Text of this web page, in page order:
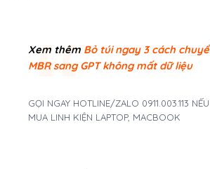
Xem thêm Bỏ túi ngay 3 cách
MBR sang GPT không mất dữ liệu
GỌI NGAY HOTLINE/ZALO 0911.003.113
MUA LINH KIỆN LAPTOP, MACBOOK